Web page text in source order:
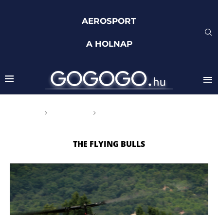
AEROSPORT
A HOLNAP
THE FLYING BULLS